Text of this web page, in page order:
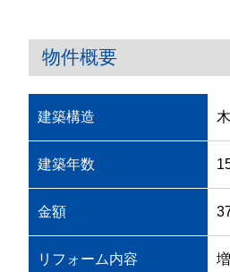
物件概要
建築構造
建築年数
金額
リフォーム内容